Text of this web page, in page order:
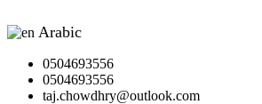
Arabic
0504693556
0504693556
taj.chowdhry@outlook.com